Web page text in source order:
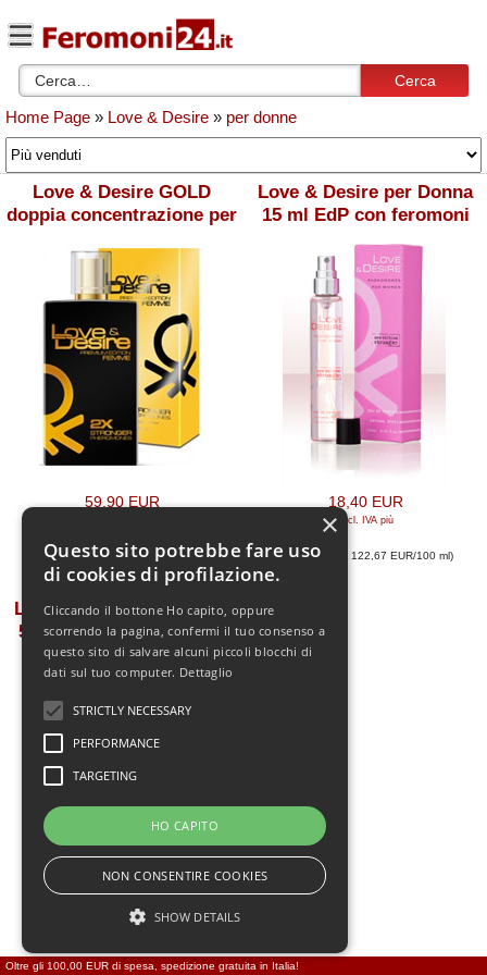
Cerca
Home Page » Love & Desire » per donne
Love & Desire GOLD
doppia concentrazione per
59,90 EUR
(Prezzo base: 59,90 EUR/100 ml)
Love & Desire per Donna
15 ml EdP con feromoni
18,40 EUR
[incl. IVA più
(Prezzo base: 122,67 EUR/100 ml)
Love & Desire per Donna
50 ml EdP con feromoni
26,90 EUR
(Prezzo base: 53,80 EUR/100 ml)
Oltre gli 100,00 EUR di spesa, spedizione gratuita in Italia!
Questo sito potrebbe fare uso
di cookies di profilazione.
Cliccando il bottone Ho capito, oppure
scorrendo la pagina, confermi il tuo consenso a
questo sito di salvare alcuni piccoli blocchi di
dati sul tuo computer. Dettaglio
STRICTLY NECESSARY
PERFORMANCE
TARGETING
HO CAPITO
NON CONSENTIRE COOKIES
SHOW DETAILS
×